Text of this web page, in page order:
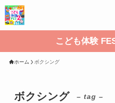
こども体験
ホーム ボクシング
ボクシング – tag –